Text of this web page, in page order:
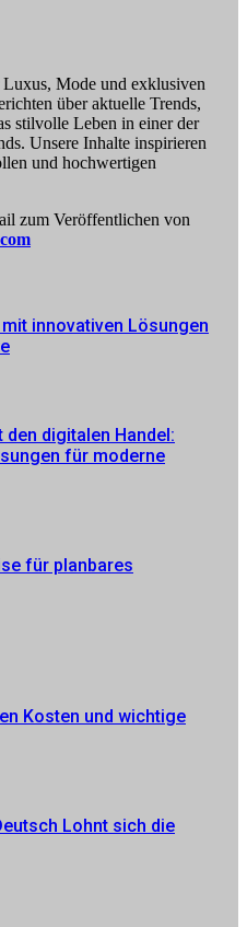
Mode und exklusiven
über aktuelle Trends,
stilvolle Leben in einer der
Unsere Inhalte inspirieren
und hochwertigen
zum Veröffentlichen von
innovativen Lösungen
digitalen Handel:
für moderne
für planbares
Kosten und wichtige
Lohnt sich die